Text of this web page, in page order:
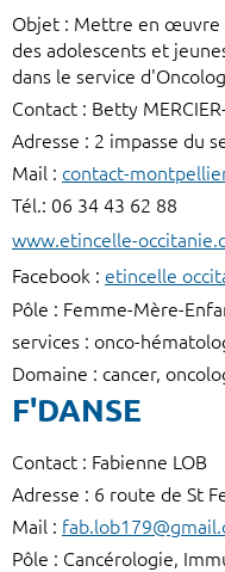
Objet : Mettre en œuvre
des adolescents et
dans le service
Contact : Betty
Adresse : 2 impasse du
Mail : contact-
Tél.: 06 34 43 62 88
www.etincelle-
Facebook : etincelle
Pôle : Femme-Mère-
services : onco-
Domaine : cancer,
F'DANSE
Contact : Fabienne LOB
Adresse : 6 route de St
Mail :
Pôle : Cancérologie,